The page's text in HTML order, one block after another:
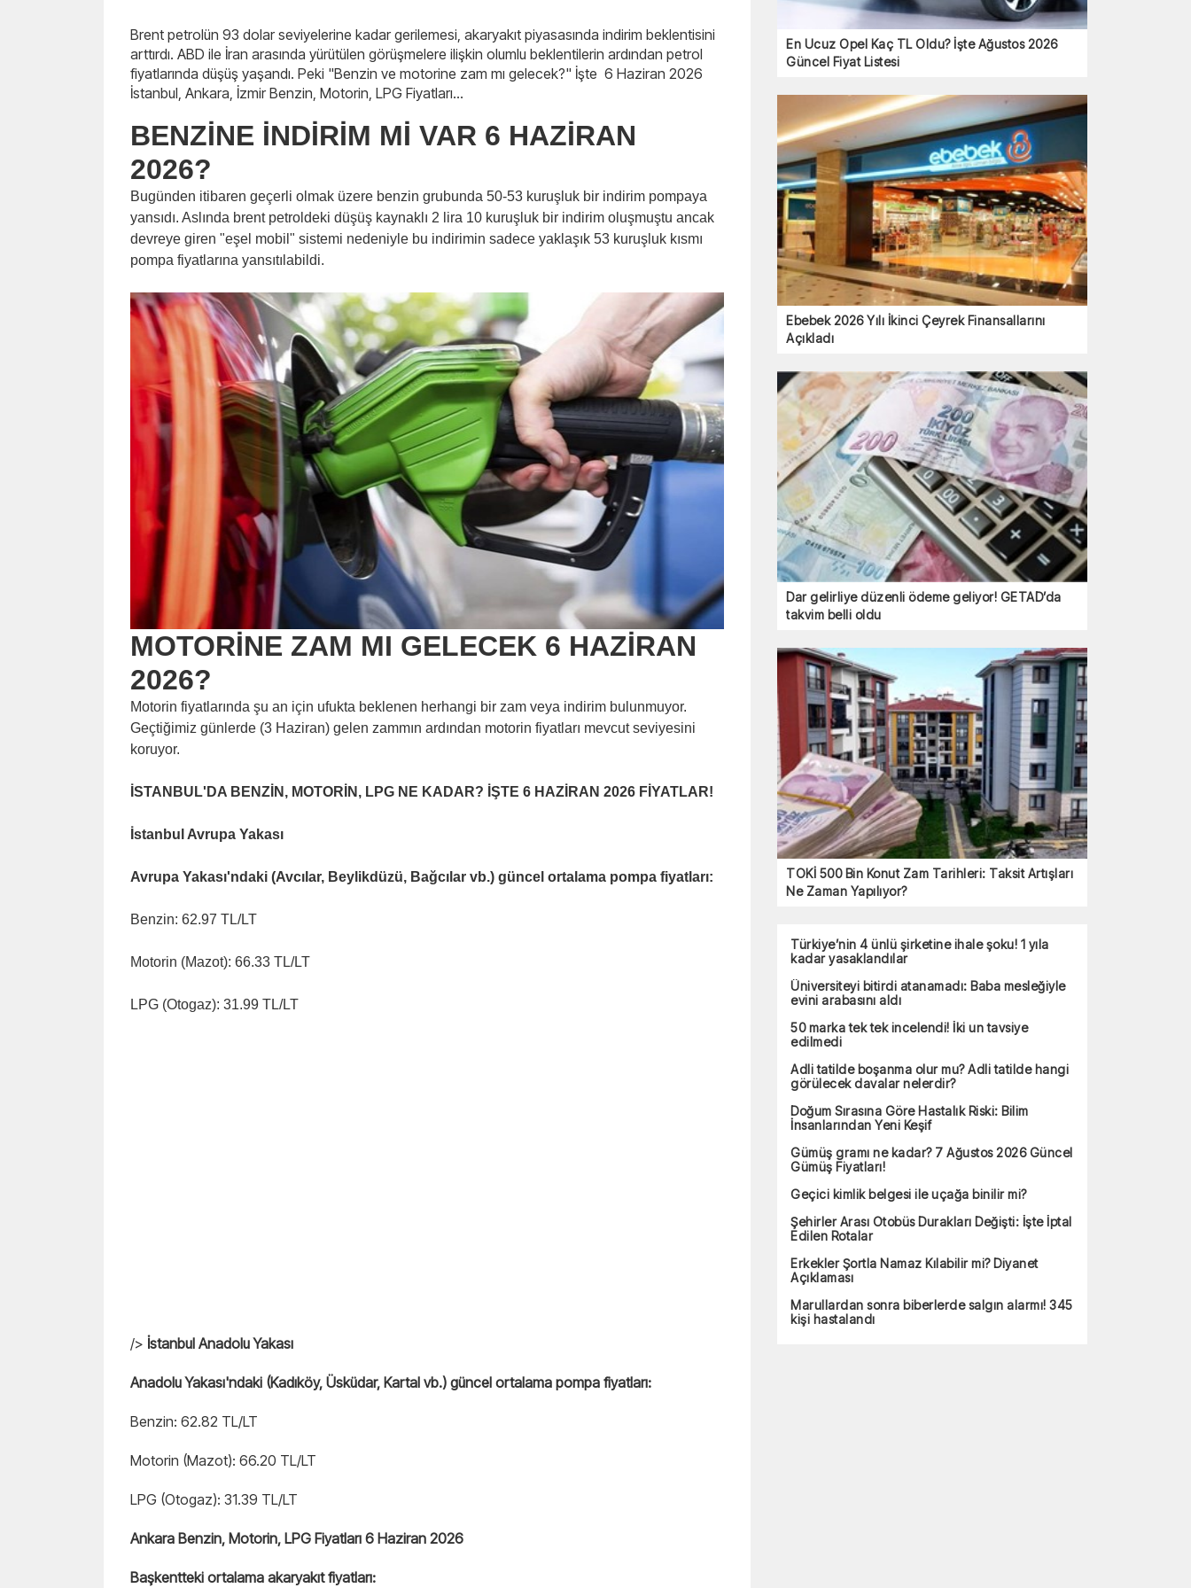
Brent petrolün 93 dolar seviyelerine kadar gerilemesi, akaryakıt piyasasında indirim beklentisini
arttırdı. ABD ile İran arasında yürütülen görüşmelere ilişkin olumlu beklentilerin ardından petrol
fiyatlarında düşüş yaşandı. Peki "Benzin ve motorine zam mı gelecek?" İşte 6 Haziran 2026
İstanbul, Ankara, İzmir Benzin, Motorin, LPG Fiyatları...
BENZİNE İNDİRİM Mİ VAR 6 HAZİRAN
2026?
Bugünden itibaren geçerli olmak üzere benzin grubunda 50-53 kuruşluk bir indirim pompaya
yansıdı. Aslında brent petroldeki düşüş kaynaklı 2 lira 10 kuruşluk bir indirim oluşmuştu ancak
devreye giren "eşel mobil" sistemi nedeniyle bu indirimin sadece yaklaşık 53 kuruşluk kısmı
pompa fiyatlarına yansıtılabildi.
MOTORİNE ZAM MI GELECEK 6 HAZİRAN
2026?
Motorin fiyatlarında şu an için ufukta beklenen herhangi bir zam veya indirim bulunmuyor.
Geçtiğimiz günlerde (3 Haziran) gelen zammın ardından motorin fiyatları mevcut seviyesini
koruyor.
İSTANBUL'DA BENZİN, MOTORİN, LPG NE KADAR? İŞTE 6 HAZİRAN 2026 FİYATLAR!
İstanbul Avrupa Yakası
Avrupa Yakası'ndaki (Avcılar, Beylikdüzü, Bağcılar vb.) güncel ortalama pompa fiyatları:
Benzin: 62.97 TL/LT
Motorin (Mazot): 66.33 TL/LT
LPG (Otogaz): 31.99 TL/LT
/> İstanbul Anadolu Yakası
Anadolu Yakası'ndaki (Kadıköy, Üsküdar, Kartal vb.) güncel ortalama pompa fiyatları:
Benzin: 62.82 TL/LT
Motorin (Mazot): 66.20 TL/LT
LPG (Otogaz): 31.39 TL/LT
Ankara Benzin, Motorin, LPG Fiyatları 6 Haziran 2026
Başkentteki ortalama akaryakıt fiyatları:
En Ucuz Opel Kaç TL Oldu? İşte Ağustos 2026
Güncel Fiyat Listesi
Ebebek 2026 Yılı İkinci Çeyrek Finansallarını
Açıkladı
Dar gelirliye düzenli ödeme geliyor! GETAD’da
takvim belli oldu
TOKİ 500 Bin Konut Zam Tarihleri: Taksit Artışları
Ne Zaman Yapılıyor?
Türkiye’nin 4 ünlü şirketine ihale şoku! 1 yıla
kadar yasaklandılar
Üniversiteyi bitirdi atanamadı: Baba mesleğiyle
evini arabasını aldı
50 marka tek tek incelendi! İki un tavsiye
edilmedi
Adli tatilde boşanma olur mu? Adli tatilde hangi
görülecek davalar nelerdir?
Doğum Sırasına Göre Hastalık Riski: Bilim
İnsanlarından Yeni Keşif
Gümüş gramı ne kadar? 7 Ağustos 2026 Güncel
Gümüş Fiyatları!
Geçici kimlik belgesi ile uçağa binilir mi?
Şehirler Arası Otobüs Durakları Değişti: İşte İptal
Edilen Rotalar
Erkekler Şortla Namaz Kılabilir mi? Diyanet
Açıklaması
Marullardan sonra biberlerde salgın alarmı! 345
kişi hastalandı